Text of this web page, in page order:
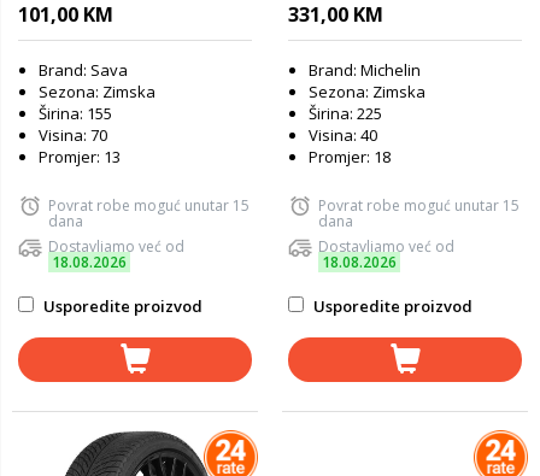
101,00 KM
Brand: Sava
Sezona: Zimska
Širina: 155
Visina: 70
Promjer: 13
Povrat robe moguć unutar 15
dana
Dostavljamo već od
18.08.2026
Usporedite proizvod
331,00 KM
Brand: Michelin
Sezona: Zimska
Širina: 225
Visina: 40
Promjer: 18
Povrat robe moguć unutar 15
dana
Dostavljamo već od
18.08.2026
Usporedite proizvod